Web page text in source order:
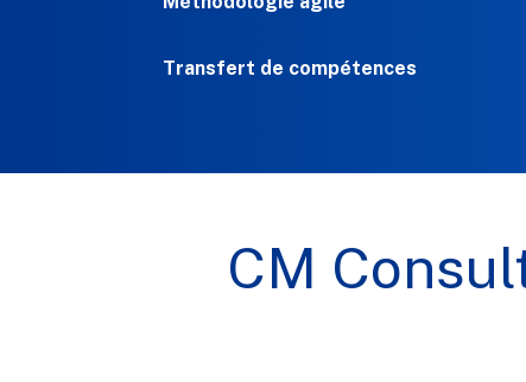
Transfert de compétences
CM